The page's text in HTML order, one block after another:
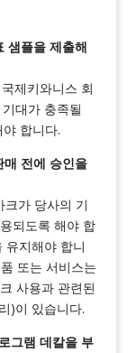
샘플을 제출해
제키와니스 회
대가 충족될
합니다.
전에 승인을
가 당사의 기
되도록 해야 합
유지해야 합니
또는 서비스는
사용과 관련된
)이 있습니다.
그램 데칼을 부